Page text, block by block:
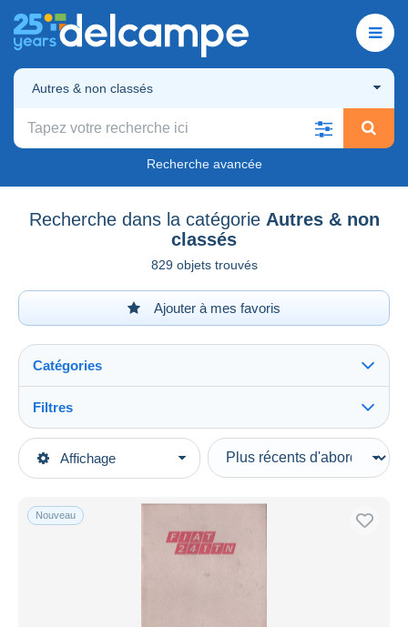
Autres & non classés
Recherche avancée
Recherche dans la catégorie Autres & non
classés
829 objets trouvés
Ajouter à mes favoris
Affichage
Catégories
Catégories principales
Italien
Manuels, cours, livres scolaires
Filtres
Types de vente
En cours
Prix fixes
Enchères avec offres
Enchères sans offres
Nouveau